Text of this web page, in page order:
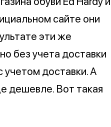
сайте они
эти же
без учета доставки
доставки. А
дешевле. Вот такая